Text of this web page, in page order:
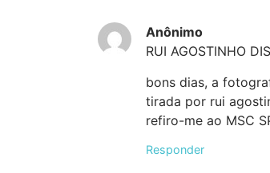
Anônimo
RUI AGOSTINHO
bons dias, a
tirada por rui
refiro-me ao MSC
Responder